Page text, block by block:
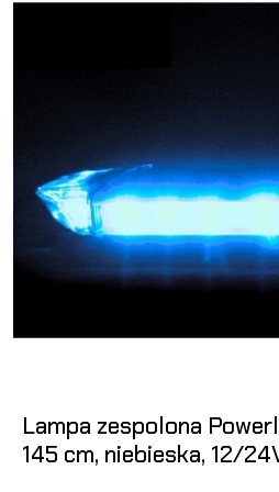
Lampa zespolona
145 cm, niebieska, 12/